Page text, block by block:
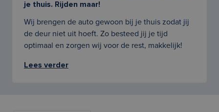
je thuis. Rijden maar!
Wij brengen de auto gewoon bij je thuis zodat jij
de deur niet uit hoeft. Zo besteed jij je tijd
optimaal en zorgen wij voor de rest, makkelijk!
Lees verder